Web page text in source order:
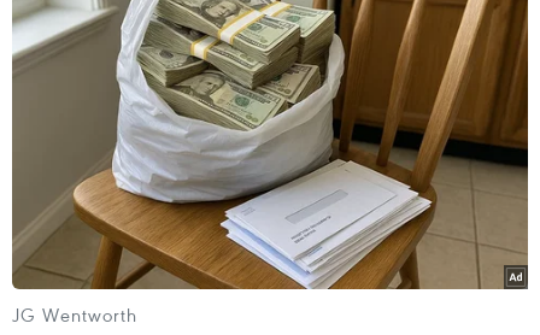
07/05/2023 14:25
Theo dõi VietnamPlus
Bản tin Znews+ tuần này bàn về vấn đề “Nhan sắc
hay Trí tuệ". Đây là vấn đề gây tranh cãi trên mạng
xã hội gần đây của giới trẻ.
JG Wentworth